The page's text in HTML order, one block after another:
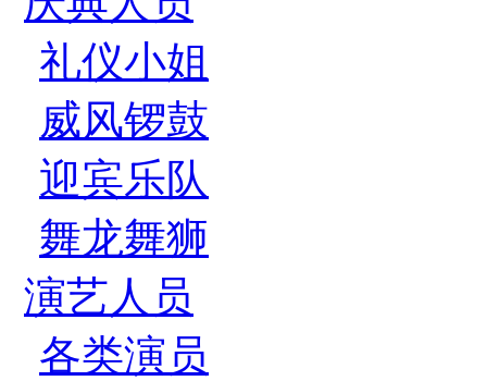
礼仪小姐
威风锣鼓
迎宾乐队
舞龙舞狮
演艺人员
各类演员